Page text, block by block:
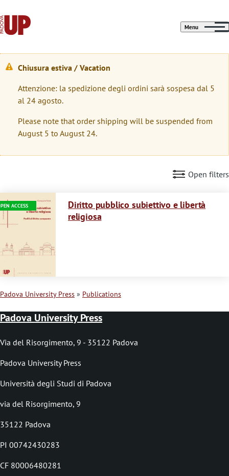
Menu
W
a
r
n
i
m
e
s
a
g
e
Chiusura estiva / Vacation
Attenzione: la spedizione degli ordini sarà sospesa dal 5
al 24 agosto.
Please note that order shipping will be suspended from
August 5 to August 24.
Open filters
ACCESS
Immagine
Diritto pubblico subiettivo e libertà
religiosa
B
r
e
a
d
c
u
m
b
Padova University Press Publications
Padova University Press
Via del Risorgimento, 9 - 35122 Padova
Padova University Press
Università degli Studi di Padova
via del Risorgimento, 9
35122 Padova
PI 00742430283
CF 80006480281